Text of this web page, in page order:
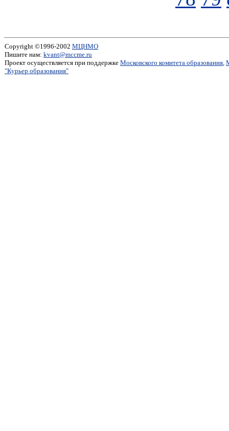
Copyright ©1996-2002 МЦНМО
Пишите нам: kvant@mccme.ru
Проект осуществляется при поддержке Московского комитета образования,
"Курьер образования"